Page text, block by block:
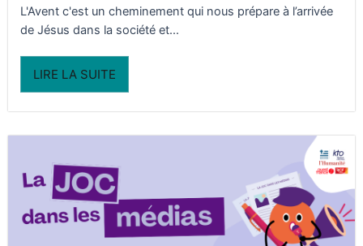
L'Avent c'est un cheminement qui nous prépare à l’arrivée
de Jésus dans la société et...
LIRE LA SUITE